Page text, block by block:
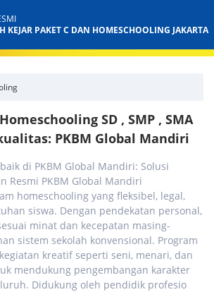
KEJAR PAKET C DAN HOMESCHOOLING JAKARTA
SD , SMP , SMA
PKBM Global Mandiri
di PKBM Global Mandiri: Solusi
Resmi PKBM Global Mandiri
homeschooling yang fleksibel, legal,
siswa. Dengan pendekatan personal,
minat dan kecepatan masing-
sistem sekolah konvensional. Program
kreatif seperti seni, menari, dan
mendukung pengembangan karakter
Didukung oleh pendidik profesio